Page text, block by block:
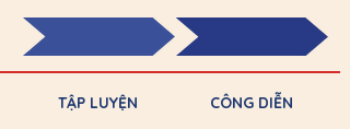
TẬP LUYỆN CÔNG DIỄN